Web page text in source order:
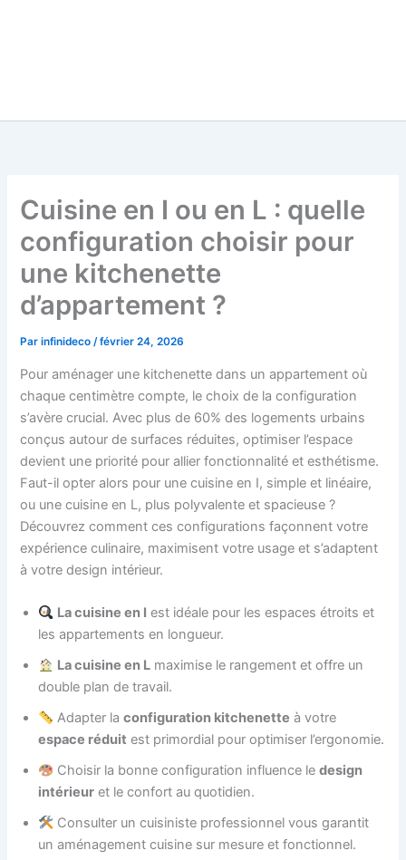
Cuisine en I ou en L : quelle
configuration choisir pour
une kitchenette
d’appartement ?
Parinfinideco/février 24, 2026
Pour aménager une kitchenette dans un appartement où
chaque centimètre compte, le choix de la configuration
s’avère crucial. Avec plus de 60% des logements urbains
conçus autour de surfaces réduites, optimiser l’espace
devient une priorité pour allier fonctionnalité et esthétisme.
Faut-il opter alors pour une cuisine en I, simple et linéaire,
ou une cuisine en L, plus polyvalente et spacieuse ?
Découvrez comment ces configurations façonnent votre
expérience culinaire, maximisent votre usage et s’adaptent
à votre design intérieur.
La cuisine en I est idéale pour les espaces étroits et
les appartements en longueur.
La cuisine en L maximise le rangement et offre un
double plan de travail.
Adapter laconfiguration kitchenette à votre
espace réduit est primordial pour optimiser l’ergonomie.
Choisir la bonne configuration influence ledesign
intérieur et le confort au quotidien.
Consulter un cuisiniste professionnel vous garantit
un aménagement cuisine sur mesure et fonctionnel.